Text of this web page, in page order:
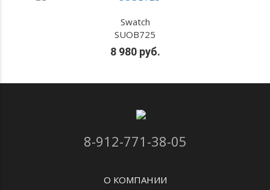
Swatch
SUOB725
8 980 руб.
8-912-771-38-05
О КОМПАНИИ